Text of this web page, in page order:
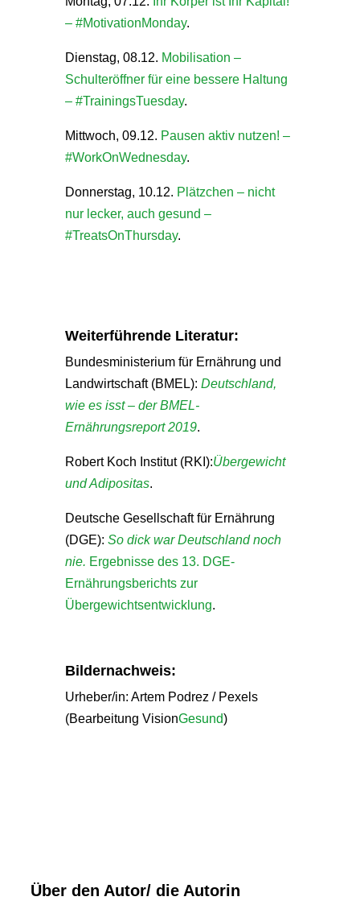
– #MotivationMonday.
Dienstag, 08.12. Mobilisation –
Schulteröffner für eine bessere Haltung
– #TrainingsTuesday.
Mittwoch, 09.12. Pausen aktiv nutzen! –
#WorkOnWednesday.
Donnerstag, 10.12. Plätzchen – nicht
nur lecker, auch gesund –
#TreatsOnThursday.
Weiterführende Literatur:
Bundesministerium für Ernährung und
Landwirtschaft (BMEL): Deutschland,
wie es isst – der BMEL-
Ernährungsreport 2019.
Robert Koch Institut (RKI):Übergewicht
und Adipositas.
Deutsche Gesellschaft für Ernährung
(DGE): So dick war Deutschland noch
nie. Ergebnisse des 13. DGE-
Ernährungsberichts zur
Übergewichtsentwicklung.
Bildernachweis:
Urheber/in: Artem Podrez / Pexels
(Bearbeitung VisionGesund)
Über den Autor/ die Autorin